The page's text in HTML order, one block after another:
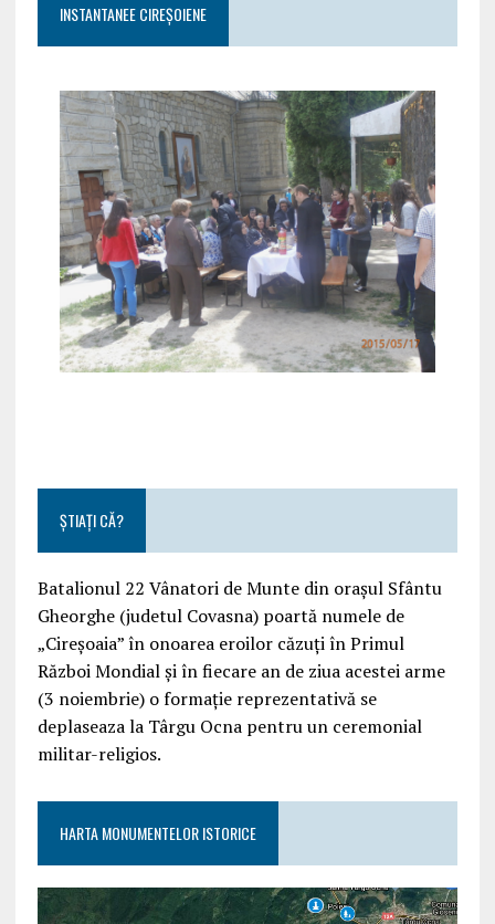
INSTANTANEE CIREȘOIENE
ȘTIAȚI CĂ?
Batalionul 22 Vânatori de Munte din orașul Sfântu
Gheorghe (judetul Covasna) poartă numele de
„Cireșoaia” în onoarea eroilor căzuți în Primul
Război Mondial și în fiecare an de ziua acestei arme
(3 noiembrie) o formație reprezentativă se
deplaseaza la Târgu Ocna pentru un ceremonial
militar-religios.
HARTA MONUMENTELOR ISTORICE